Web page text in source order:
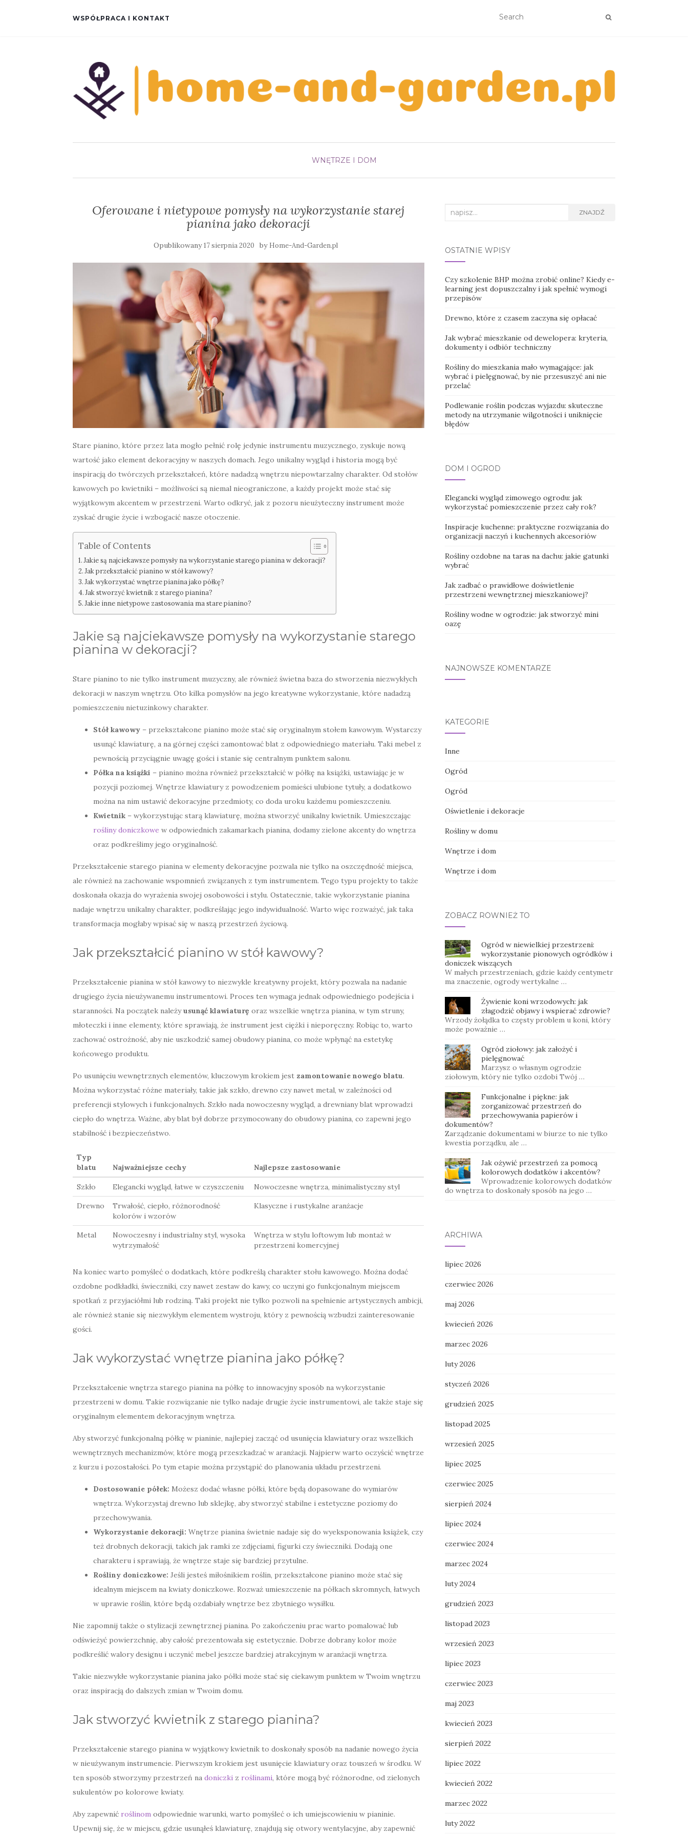
WSPÓŁPRACA I KONTAKT
WNĘTRZE I DOM
Oferowane i nietypowe pomysły na wykorzystanie starej
pianina jako dekoracji
Opublikowany17 sierpnia 2020 by Home-And-Garden.pl
Stare pianino, które przez lata mogło pełnić rolę jedynie instrumentu muzycznego, zyskuje nową
wartość jako element dekoracyjny w naszych domach. Jego unikalny wygląd i historia mogą być
inspiracją do twórczych przekształceń, które nadadzą wnętrzu niepowtarzalny charakter. Od stołów
kawowych po kwietniki – możliwości są niemal nieograniczone, a każdy projekt może stać się
wyjątkowym akcentem w przestrzeni. Warto odkryć, jak z pozoru nieużyteczny instrument może
zyskać drugie życie i wzbogacić nasze otoczenie.
Table of Contents
Jakie są najciekawsze pomysły na wykorzystanie starego pianina w dekoracji?
Jak przekształcić pianino w stół kawowy?
Jak wykorzystać wnętrze pianina jako półkę?
Jak stworzyć kwietnik z starego pianina?
Jakie inne nietypowe zastosowania ma stare pianino?
Jakie są najciekawsze pomysły na wykorzystanie starego
pianina w dekoracji?
Stare pianino to nie tylko instrument muzyczny, ale również świetna baza do stworzenia niezwykłych
dekoracji w naszym wnętrzu. Oto kilka pomysłów na jego kreatywne wykorzystanie, które nadadzą
pomieszczeniu nietuzinkowy charakter.
Stół kawowy – przekształcone pianino może stać się oryginalnym stołem kawowym. Wystarczy
usunąć klawiaturę, a na górnej części zamontować blat z odpowiedniego materiału. Taki mebel z
pewnością przyciągnie uwagę gości i stanie się centralnym punktem salonu.
Półka na książki – pianino można również przekształcić w półkę na książki, ustawiając je w
pozycji poziomej. Wnętrze klawiatury z powodzeniem pomieści ulubione tytuły, a dodatkowo
można na nim ustawić dekoracyjne przedmioty, co doda uroku każdemu pomieszczeniu.
Kwietnik – wykorzystując starą klawiaturę, można stworzyć unikalny kwietnik. Umieszczając
rośliny doniczkowe w odpowiednich zakamarkach pianina, dodamy zielone akcenty do wnętrza
oraz podkreślimy jego oryginalność.
Przekształcenie starego pianina w elementy dekoracyjne pozwala nie tylko na oszczędność miejsca,
ale również na zachowanie wspomnień związanych z tym instrumentem. Tego typu projekty to także
doskonała okazja do wyrażenia swojej osobowości i stylu. Ostatecznie, takie wykorzystanie pianina
nadaje wnętrzu unikalny charakter, podkreślając jego indywidualność. Warto więc rozważyć, jak taka
transformacja mogłaby wpisać się w naszą przestrzeń życiową.
Jak przekształcić pianino w stół kawowy?
Przekształcenie pianina w stół kawowy to niezwykle kreatywny projekt, który pozwala na nadanie
drugiego życia nieużywanemu instrumentowi. Proces ten wymaga jednak odpowiedniego podejścia i
staranności. Na początek należyusunąć klawiaturę oraz wszelkie wnętrza pianina, w tym struny,
młoteczki i inne elementy, które sprawiają, że instrument jest ciężki i nieporęczny. Robiąc to, warto
zachować ostrożność, aby nie uszkodzić samej obudowy pianina, co może wpłynąć na estetykę
końcowego produktu.
Po usunięciu wewnętrznych elementów, kluczowym krokiem jest zamontowanie nowego blatu.
Można wykorzystać różne materiały, takie jak szkło, drewno czy nawet metal, w zależności od
preferencji stylowych i funkcjonalnych. Szkło nada nowoczesny wygląd, a drewniany blat wprowadzi
ciepło do wnętrza. Ważne, aby blat był dobrze przymocowany do obudowy pianina, co zapewni jego
stabilność i bezpieczeństwo.
Typ
blatu
Najważniejsze cechy Najlepsze zastosowanie
Szkło Elegancki wygląd, łatwe w czyszczeniu Nowoczesne wnętrza, minimalistyczny styl
Drewno
Trwałość, ciepło, różnorodność
kolorów i wzorów
Klasyczne i rustykalne aranżacje
Metal
Nowoczesny i industrialny styl, wysoka
wytrzymałość
Wnętrza w stylu loftowym lub montaż w
przestrzeni komercyjnej
Na koniec warto pomyśleć o dodatkach, które podkreślą charakter stołu kawowego. Można dodać
ozdobne podkładki, świeczniki, czy nawet zestaw do kawy, co uczyni go funkcjonalnym miejscem
spotkań z przyjaciółmi lub rodziną. Taki projekt nie tylko pozwoli na spełnienie artystycznych ambicji,
ale również stanie się niezwykłym elementem wystroju, który z pewnością wzbudzi zainteresowanie
gości.
Jak wykorzystać wnętrze pianina jako półkę?
Przekształcenie wnętrza starego pianina na półkę to innowacyjny sposób na wykorzystanie
przestrzeni w domu. Takie rozwiązanie nie tylko nadaje drugie życie instrumentowi, ale także staje się
oryginalnym elementem dekoracyjnym wnętrza.
Aby stworzyć funkcjonalną półkę w pianinie, najlepiej zacząć od usunięcia klawiatury oraz wszelkich
wewnętrznych mechanizmów, które mogą przeszkadzać w aranżacji. Najpierw warto oczyścić wnętrze
z kurzu i pozostałości. Po tym etapie można przystąpić do planowania układu przestrzeni.
Dostosowanie półek: Możesz dodać własne półki, które będą dopasowane do wymiarów
wnętrza. Wykorzystaj drewno lub sklejkę, aby stworzyć stabilne i estetyczne poziomy do
przechowywania.
Wykorzystanie dekoracji: Wnętrze pianina świetnie nadaje się do wyeksponowania książek, czy
też drobnych dekoracji, takich jak ramki ze zdjęciami, figurki czy świeczniki. Dodają one
charakteru i sprawiają, że wnętrze staje się bardziej przytulne.
Rośliny doniczkowe: Jeśli jesteś miłośnikiem roślin, przekształcone pianino może stać się
idealnym miejscem na kwiaty doniczkowe. Rozważ umieszczenie na półkach skromnych, łatwych
w uprawie roślin, które będą ozdabiały wnętrze bez zbytniego wysiłku.
Nie zapomnij także o stylizacji zewnętrznej pianina. Po zakończeniu prac warto pomalować lub
odświeżyć powierzchnię, aby całość prezentowała się estetycznie. Dobrze dobrany kolor może
podkreślić walory designu i uczynić mebel jeszcze bardziej atrakcyjnym w aranżacji wnętrza.
Takie niezwykłe wykorzystanie pianina jako półki może stać się ciekawym punktem w Twoim wnętrzu
oraz inspiracją do dalszych zmian w Twoim domu.
Jak stworzyć kwietnik z starego pianina?
Przekształcenie starego pianina w wyjątkowy kwietnik to doskonały sposób na nadanie nowego życia
w nieużywanym instrumencie. Pierwszym krokiem jest usunięcie klawiatury oraz touszeń w środku. W
ten sposób stworzymy przestrzeń na doniczki z roślinami, które mogą być różnorodne, od zielonych
sukulentów po kolorowe kwiaty.
Aby zapewnić roślinom odpowiednie warunki, warto pomyśleć o ich umiejscowieniu w pianinie.
Upewnij się, że w miejscu, gdzie usunąłeś klawiaturę, znajdują się otwory wentylacyjne, aby zapewnić
Search
ZNAJDŹ
OSTATNIE WPISY
Czy szkolenie BHP można zrobić online? Kiedy e-
learning jest dopuszczalny i jak spełnić wymogi
przepisów
Drewno, które z czasem zaczyna się opłacać
Jak wybrać mieszkanie od dewelopera: kryteria,
dokumenty i odbiór techniczny
Rośliny do mieszkania mało wymagające: jak
wybrać i pielęgnować, by nie przesuszyć ani nie
przelać
Podlewanie roślin podczas wyjazdu: skuteczne
metody na utrzymanie wilgotności i uniknięcie
błędów
DOM I OGRÓD
Elegancki wygląd zimowego ogrodu: jak
wykorzystać pomieszczenie przez cały rok?
Inspiracje kuchenne: praktyczne rozwiązania do
organizacji naczyń i kuchennych akcesoriów
Rośliny ozdobne na taras na dachu: jakie gatunki
wybrać
Jak zadbać o prawidłowe doświetlenie
przestrzeni wewnętrznej mieszkaniowej?
Rośliny wodne w ogrodzie: jak stworzyć mini
oazę
NAJNOWSZE KOMENTARZE
KATEGORIE
Inne
Ogród
Ogród
Oświetlenie i dekoracje
Rośliny w domu
Wnętrze i dom
Wnętrze i dom
ZOBACZ RÓWNIEŻ TO
Ogród w niewielkiej przestrzeni:
wykorzystanie pionowych ogródków i
doniczek wiszących
W małych przestrzeniach, gdzie każdy centymetr
ma znaczenie, ogrody wertykalne …
Żywienie koni wrzodowych: jak
złagodzić objawy i wspierać zdrowie?
Wrzody żołądka to częsty problem u koni, który
może poważnie …
Ogród ziołowy: jak założyć i
pielęgnować
Marzysz o własnym ogrodzie
ziołowym, który nie tylko ozdobi Twój …
Funkcjonalne i piękne: jak
zorganizować przestrzeń do
przechowywania papierów i
dokumentów?
Zarządzanie dokumentami w biurze to nie tylko
kwestia porządku, ale …
Jak ożywić przestrzeń za pomocą
kolorowych dodatków i akcentów?
Wprowadzenie kolorowych dodatków
do wnętrza to doskonały sposób na jego …
ARCHIWA
lipiec 2026
czerwiec 2026
maj 2026
kwiecień 2026
marzec 2026
luty 2026
styczeń 2026
grudzień 2025
listopad 2025
wrzesień 2025
lipiec 2025
czerwiec 2025
sierpień 2024
lipiec 2024
czerwiec 2024
marzec 2024
luty 2024
grudzień 2023
listopad 2023
wrzesień 2023
lipiec 2023
czerwiec 2023
maj 2023
kwiecień 2023
sierpień 2022
lipiec 2022
kwiecień 2022
marzec 2022
luty 2022